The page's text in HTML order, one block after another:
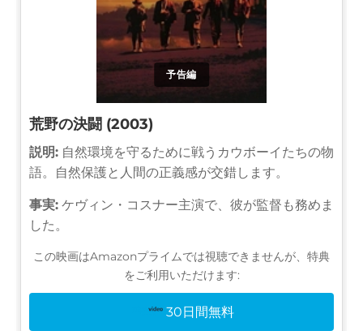
予告編
荒野の決闘 (2003)
説明: 自然環境を守るために戦うカウボーイたちの物
語。自然保護と人間の正義感が交錯します。
事実: ケヴィン・コスナー主演で、彼が監督も務めま
した。
この映画はAmazonプライムでは視聴できませんが、特典
をご利用いただけます:
30日間無料